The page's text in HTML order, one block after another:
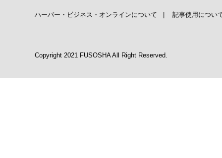
ハーバー・ビジネス・オンラインについて 記事使用につい
Copyright 2021 FUSOSHA All Right Reserved.